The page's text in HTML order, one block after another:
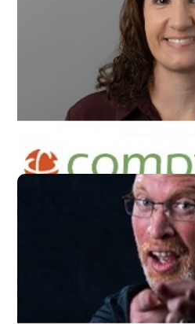
מנגובי
המקצועית קומפוויז'ן
בסלון